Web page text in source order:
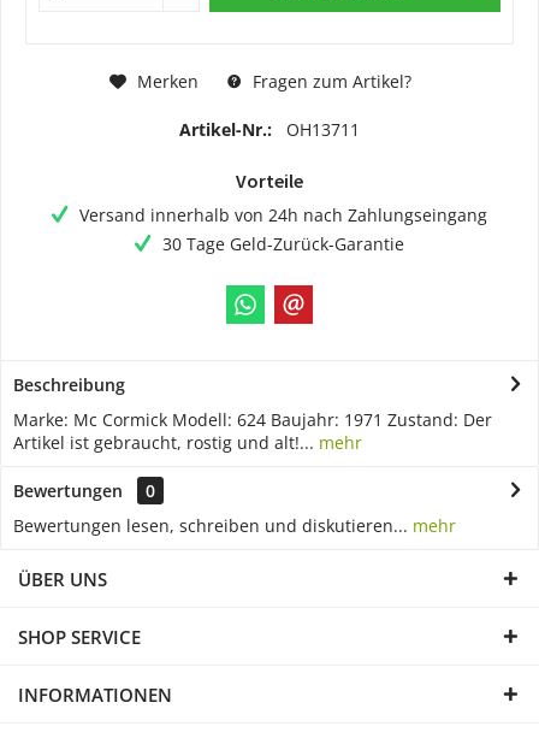
Merken Fragen zum Artikel?
Artikel-Nr.: OH13711
Vorteile
Versand innerhalb von 24h nach Zahlungseingang
30 Tage Geld-Zurück-Garantie
Beschreibung
Marke: Mc Cormick Modell: 624 Baujahr: 1971 Zustand: Der
Artikel ist gebraucht, rostig und alt!... mehr
Bewertungen
0
Bewertungen lesen, schreiben und diskutieren... mehr
ÜBER UNS
SHOP SERVICE
INFORMATIONEN